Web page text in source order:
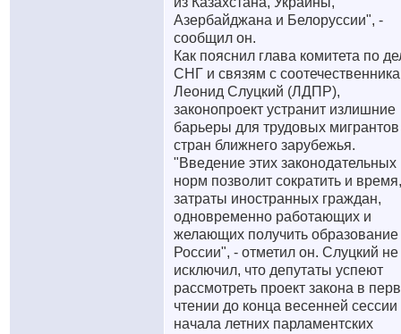
Азербайджана и Белоруссии", -
сообщил он.
Как пояснил глава комитета по
СНГ и связям с
Леонид Слуцкий (ЛДПР),
законопроект устранит излишние
барьеры для трудовых мигрантов
стран ближнего зарубежья.
"Введение этих законодательных
норм позволит сократить и
затраты иностранных граждан,
одновременно работающих и
желающих получить образование
России", - отметил он. Слуцкий не
исключил, что депутаты успеют
рассмотреть проект закона в
чтении до конца весенней сессии
начала летних парламентских